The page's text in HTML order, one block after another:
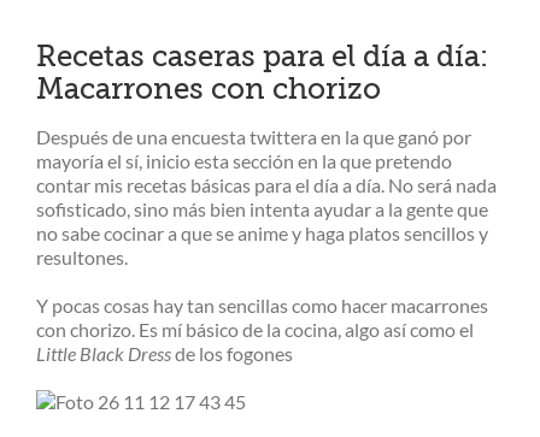
imagen
más
grande
Recetas caseras para el día a día:
Macarrones con chorizo
Después de una encuesta twittera en la que ganó por
mayoría el sí, inicio esta sección en la que pretendo
contar mis recetas básicas para el día a día. No será nada
sofisticado, sino más bien intenta ayudar a la gente que
no sabe cocinar a que se anime y haga platos sencillos y
resultones.
Y pocas cosas hay tan sencillas como hacer macarrones
con chorizo. Es mí básico de la cocina, algo así como el
Little Black Dressde los fogones